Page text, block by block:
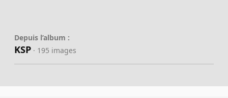
Depuis l’album :
KSP · 195 images